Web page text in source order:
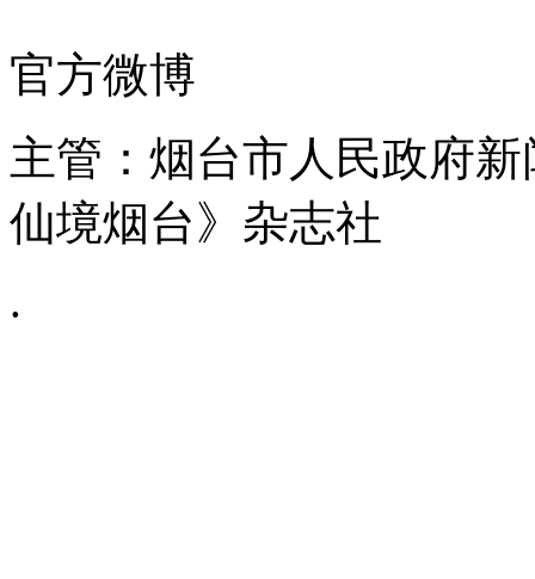
官方微博
主管：烟台市人民政府
仙境烟台》杂志社
.